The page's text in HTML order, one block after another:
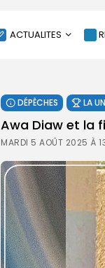
ACTUALITES
SOCIÉTÉ
ÉCONOMIE
CULTURE
SPORT
ENVIRONNEMENT
INTERNATIONAL
AGENDA
SANTE
DÉPÊCHES LA
Awa Diaw et la
MARDI 5 AOÛT 2025 À